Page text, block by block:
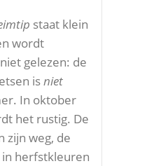
staat klein
wordt
gelezen: de
isniet
In oktober
het rustig. De
zijn weg, de
herfstkleuren